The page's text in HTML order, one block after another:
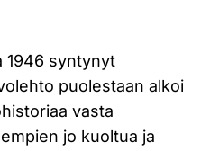
1946 syntynyt
puolestaan alkoi
vasta
jo kuoltua ja